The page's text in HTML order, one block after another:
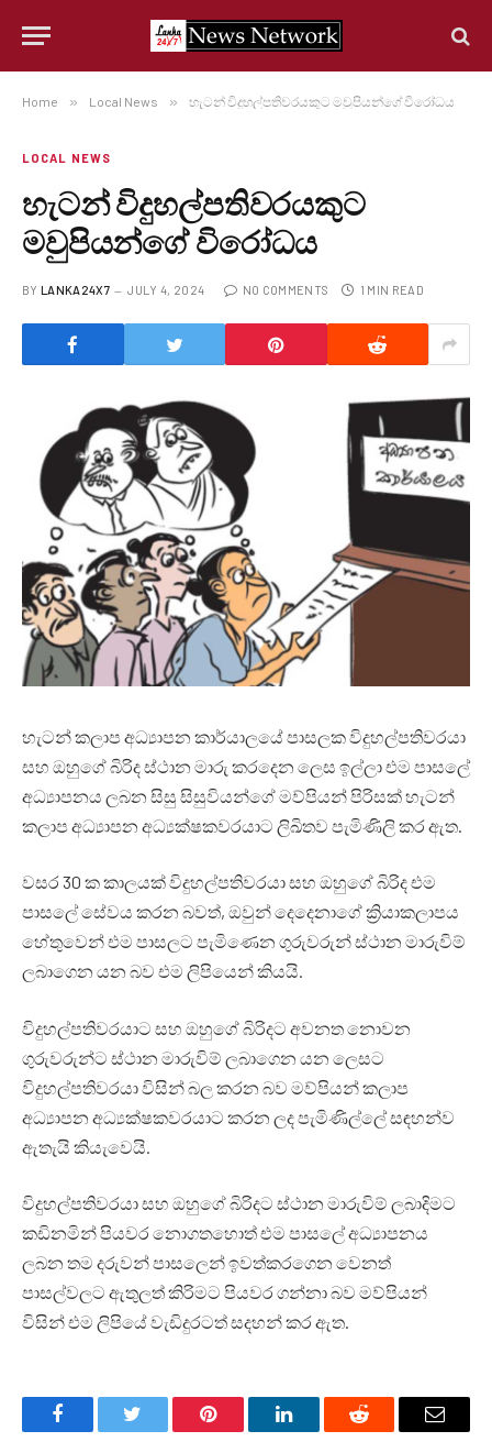
Home » Local News » හැටන් විදුහල්පතිවරයකුට මවුපියන්ගේ විරෝධය
LOCAL NEWS
හැටන් විදුහල්පතිවරයකුට
මවුපියන්ගේ විරෝධය
BY LANKA24X7 JULY 4, 2024 NO COMMENTS 1 MIN READ
හැටන් කලාප අධ්‍යාපන කාර්යාලයේ පාසලක විදුහල්පතිවරයා
සහ ඔහුගේ බිරිද ස්ථාන මාරු කරදෙන ලෙස ඉල්ලා එම පාසලේ
අධ්‍යාපනය ලබන සිසු සිසුවියන්ගේ මව්පියන් පිරිසක් හැටන්
කලාප අධ්‍යාපන අධ්‍යක්ෂකවරයාට ලිඛිතව පැමිණිලි කර ඇත.
වසර 30 ක කාලයක් විදුහල්පතිවරයා සහ ඔහුගේ බිරිද එම
පාසලේ සේවය කරන බවත්, ඔවුන් දෙදෙනාගේ ක්‍රියාකලාපය
හේතුවෙන් එම පාසලට පැමිණෙන ගුරුවරුන් ස්ථාන මාරුවිම්
ලබාගෙන යන බව එම ලිපියෙන් කියයි.
විදුහල්පතිවරයාට සහ ඔහුගේ බිරිදට අවනත නොවන
ගුරුවරුන්ට ස්ථාන මාරුවිම් ලබාගෙන යන ලෙසට
විදුහල්පතිවරයා විසින් බල කරන බව මව්පියන් කලාප
අධ්‍යාපන අධ්‍යක්ෂකවරයාට කරන ලද පැමිණිල්ලේ සඳහන්ව
ඇතැයි කියැවෙයි.
විදුහල්පතිවරයා සහ ඔහුගේ බිරිදට ස්ථාන මාරුවිම් ලබාදිමට
කඩිනමින් පියවර නොගතහොත් එම පාසලේ අධ්‍යාපනය
ලබන තම දරුවන් පාසලෙන් ඉවත්කරගෙන වෙනත්
පාසල්වලට ඇතුලත් කිරිමට පියවර ගන්නා බව මව්පියන්
විසින් එම ලිපියේ වැඩිදුරටත් සදහන් කර ඇත.
FacebookTwitter Pinterest LinkedInReddit Email